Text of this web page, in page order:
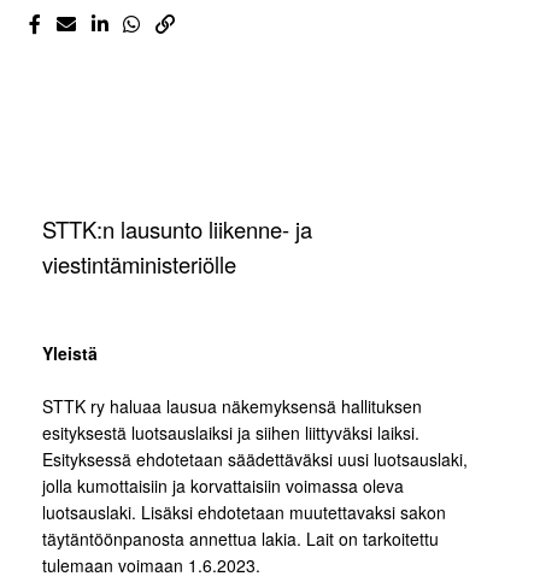
STTK:n lausunto liikenne- ja
viestintäministeriölle
Yleistä
STTK ry haluaa lausua näkemyksensä hallituksen
esityksestä luotsauslaiksi ja siihen liittyväksi laiksi.
Esityksessä ehdotetaan säädettäväksi uusi luotsauslaki,
jolla kumottaisiin ja korvattaisiin voimassa oleva
luotsauslaki. Lisäksi ehdotetaan muutettavaksi sakon
täytäntöönpanosta annettua lakia. Lait on tarkoitettu
tulemaan voimaan 1.6.2023.